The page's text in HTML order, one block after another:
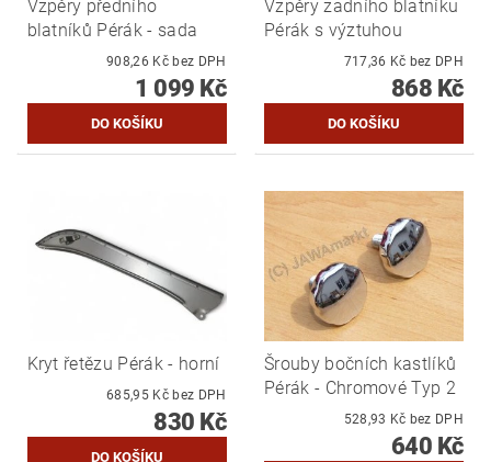
Vzpěry předního
blatníků Pérák - sada
908,26 Kč bez DPH
1 099 Kč
Vzpěry zadního blatníku
Pérák s výztuhou
717,36 Kč bez DPH
868 Kč
Kryt řetězu Pérák - horní
685,95 Kč bez DPH
830 Kč
Šrouby bočních kastlíků
Pérák - Chromové Typ 2
528,93 Kč bez DPH
640 Kč